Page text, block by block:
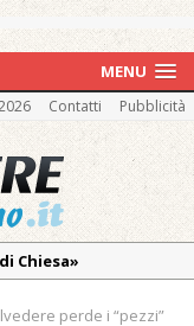
MENU
Contatti Pubblicità
Chiesa»
perde i “pezzi”